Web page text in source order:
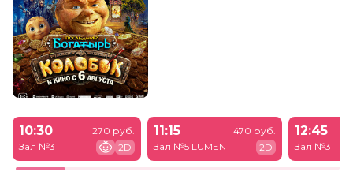
10:30
Зал №3
270 руб.
2D
11:15
Зал №5 LUMEN
470 руб.
2D
12:45
Зал №3